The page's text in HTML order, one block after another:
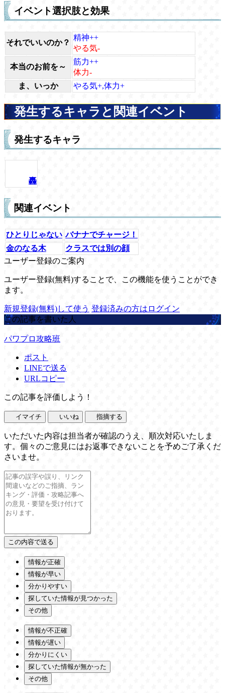
イベント選択肢と効果
それでいいのか？
精神++
やる気-
本当のお前を～
筋力++
体力-
ま、いっか
やる気+,体力+
発生するキャラと関連イベント
発生するキャラ
轟
関連イベント
ひとりじゃない バナナでチャージ！
金のなる木
クラスでは別の顔
ユーザー登録のご案内
ユーザー登録(無料)することで、この機能を使うことができ
ます。
新規登録(無料)して使う 登録済みの方はログイン
この記事を書いた人
パワプロ攻略班
ポスト
LINEで送る
URLコピー
この記事を評価しよう！
イマイチ いいね 指摘する
いただいた内容は担当者が確認のうえ、順次対応いたしま
す。個々のご意見にはお返事できないことを予めご了承くだ
さいませ。
情報が正確
情報が早い
分かりやすい
探していた情報が見つかった
その他
情報が不正確
情報が遅い
分かりにくい
探していた情報が無かった
その他